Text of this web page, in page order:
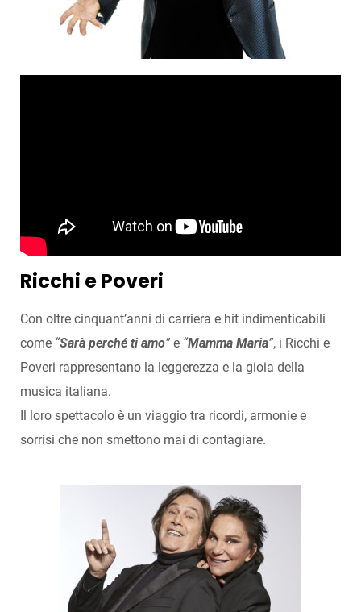
Ricchi e Poveri
Con oltre cinquant’anni di carriera e hit indimenticabili
come “Sarà perché ti amo” e “Mamma Maria”, i Ricchi e
Poveri rappresentano la leggerezza e la gioia della
musica italiana.
Il loro spettacolo è un viaggio tra ricordi, armonie e
sorrisi che non smettono mai di contagiare.